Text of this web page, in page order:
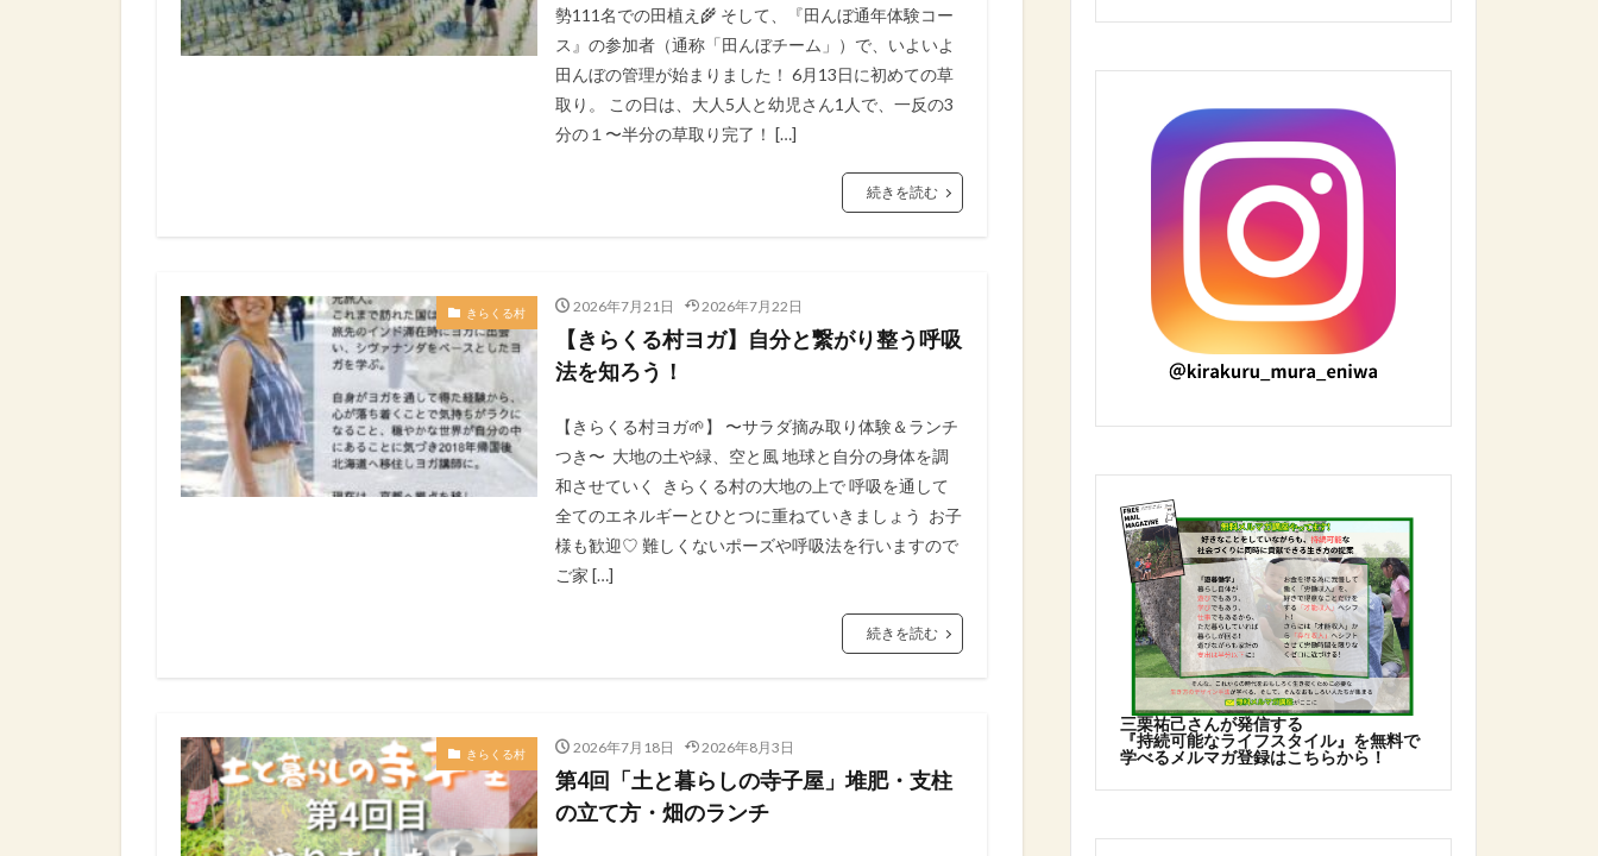
勢111名での田植え🌾 そして、『田んぼ通年体験コー
ス』の参加者（通称「田んぼチーム」）で、いよいよ
田んぼの管理が始まりました！ 6月13日に初めての草
取り。 この日は、大人5人と幼児さん1人で、一反の3
分の１〜半分の草取り完了！ […]
続きを読む
きらくる村 2026年7月21日 2026年7月22日
【きらくる村ヨガ】自分と繋がり整う呼吸
法を知ろう！
【きらくる村ヨガ🌱】⁡ 〜サラダ摘み取り体験＆ランチ
つき〜⁡ ⁡ 大地の土や緑、空と風⁡ 地球と自分の身体を調
和させていく⁡ ⁡ きらくる村の大地の上で⁡ 呼吸を通して
全てのエネルギーとひとつに重ねていきましょう⁡ ⁡ お子
様も歓迎♡⁡ 難しくないポーズや呼吸法を行いますので⁡
ご家 […]
続きを読む
きらくる村 2026年7月18日 2026年8月3日
第4回「土と暮らしの寺子屋」堆肥・支柱
の立て方・畑のランチ
三栗祐己さんが発信する
『持続可能なライフスタイル』を無料で
学べるメルマガ登録はこちらから！